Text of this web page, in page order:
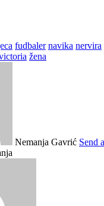
fudbaler navika nervira
žena
Nemanja Gavrić Send